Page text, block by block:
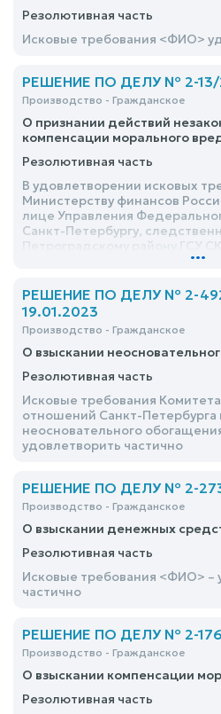
Резолютивная часть
Исковые требования <ФИО>
РЕШЕНИЕ ПО ДЕЛУ № 2-13/
Производство - Гражданское
О признании действий
компенсации морального
Резолютивная часть
В удовлетворении исковых
Министерству финансов
лице Управления
Санкт-Петербургу,
по Санкт-Петербургу,
незаконными, взыскании
вреда – отказать
...
РЕШЕНИЕ ПО ДЕЛУ № 2-
19.01.2023
Производство - Гражданское
О взыскании
Резолютивная часть
Исковые требования
отношений Санкт-
неосновательного
удовлетворить частично
РЕШЕНИЕ ПО ДЕЛУ № 2-
Производство - Гражданское
О взыскании денежных
Резолютивная часть
Исковые требования <ФИО> –
частично
РЕШЕНИЕ ПО ДЕЛУ № 2-
Производство - Гражданское
О взыскании компенсации
Резолютивная часть